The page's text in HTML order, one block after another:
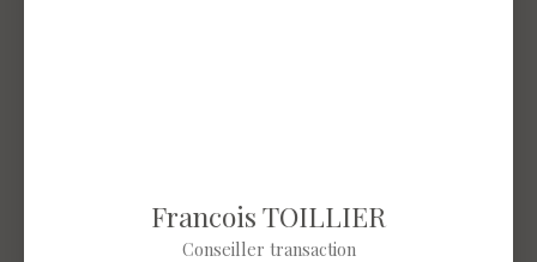
Francois TOILLIER
Conseiller transaction